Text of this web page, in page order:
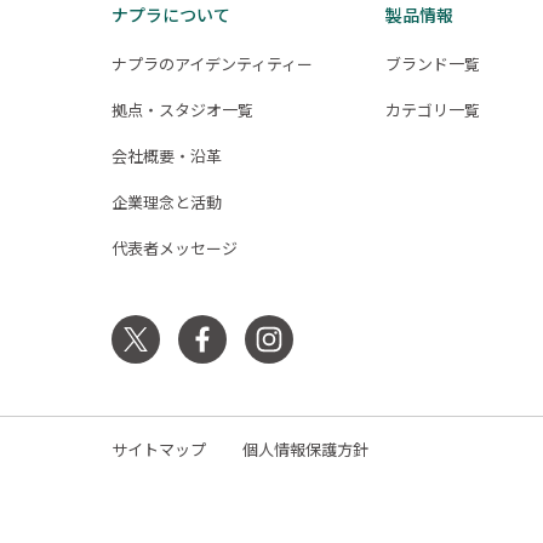
ナプラについて
ナプラのアイデンティティー
拠点・スタジオ一覧
会社概要・沿革
企業理念と活動
代表者メッセージ
製品情報
ブランド一覧
カテゴリ一覧
サイトマップ 個人情報保護方針